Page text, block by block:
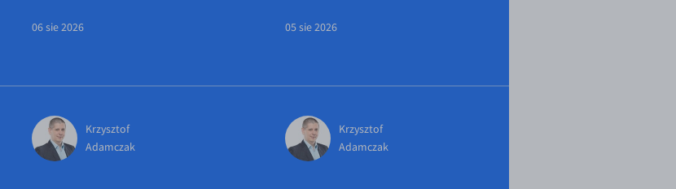
06 sie 2026
Krzysztof
Adamczak
05 sie 2026
Krzysztof
Adamczak